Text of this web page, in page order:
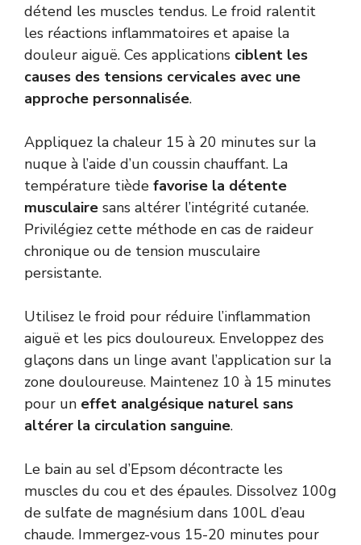
détend les muscles tendus. Le froid ralentit
les réactions inflammatoires et apaise la
douleur aiguë. Ces applications ciblent les
causes des tensions cervicales avec une
approche personnalisée.
Appliquez la chaleur 15 à 20 minutes sur la
nuque à l’aide d’un coussin chauffant. La
température tiède favorise la détente
musculaire sans altérer l’intégrité cutanée.
Privilégiez cette méthode en cas de raideur
chronique ou de tension musculaire
persistante.
Utilisez le froid pour réduire l’inflammation
aiguë et les pics douloureux. Enveloppez des
glaçons dans un linge avant l’application sur la
zone douloureuse. Maintenez 10 à 15 minutes
pour un effet analgésique naturel sans
altérer la circulation sanguine.
Le bain au sel d’Epsom décontracte les
muscles du cou et des épaules. Dissolvez 100g
de sulfate de magnésium dans 100L d’eau
chaude. Immergez-vous 15-20 minutes pour